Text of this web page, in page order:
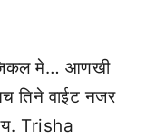
मे… आणखी
तिने वाईट नजर
Trisha